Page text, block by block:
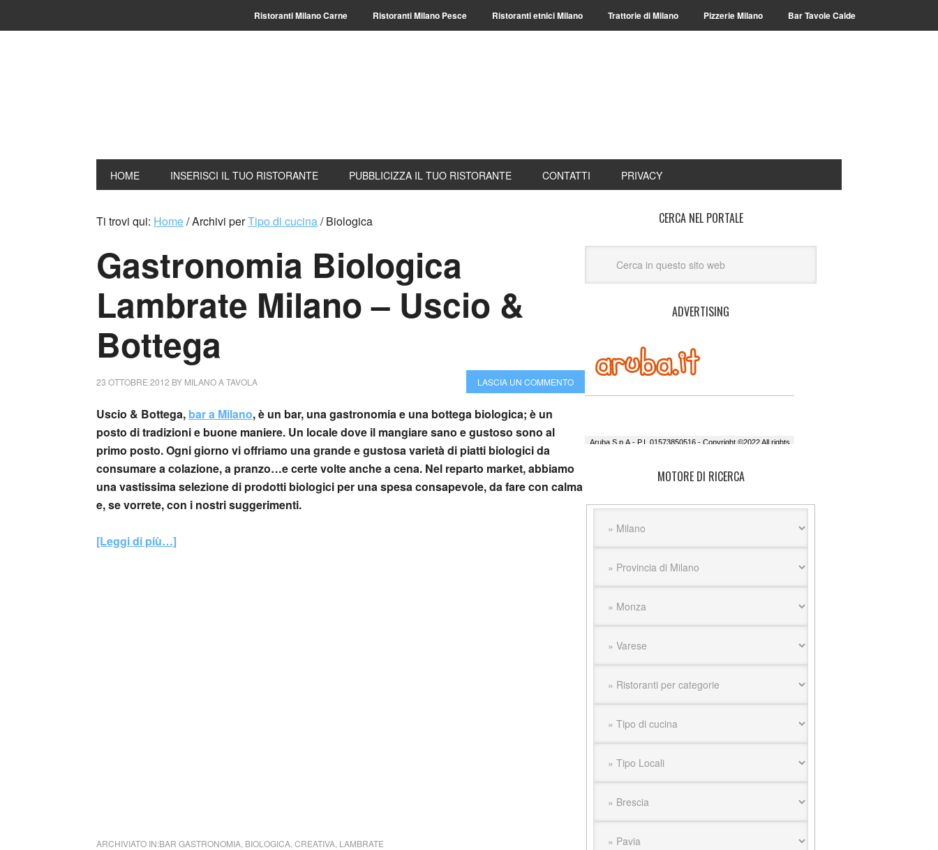
Ristoranti Milano Carne Ristoranti Milano Pesce Ristoranti etnici Milano Trattorie di Milano Pizzerie Milano Bar Tavole Calde
HOME INSERISCI IL TUO RISTORANTE PUBBLICIZZA IL TUO RISTORANTE CONTATTI PRIVACY
Ti trovi qui: Home/Archivi perTipo di cucina/Biologica
Gastronomia Biologica
Lambrate Milano – Uscio &
Bottega
23 OTTOBRE 2012 BY MILANO A TAVOLA LASCIA UN COMMENTO
Uscio & Bottega, bar a Milano, è un bar, una gastronomia e una bottega biologica; è un
posto di tradizioni e buone maniere. Un locale dove il mangiare sano e gustoso sono al
primo posto. Ogni giorno vi offriamo una grande e gustosa varietà di piatti biologici da
consumare a colazione, a pranzo…e certe volte anche a cena. Nel reparto market, abbiamo
una vastissima selezione di prodotti biologici per una spesa consapevole, da fare con calma
e, se vorrete, con i nostri suggerimenti.
[Leggi di più…]
ARCHIVIATO IN:BAR GASTRONOMIA BIOLOGICA CREATIVA LAMBRATE
CERCA NEL PORTALE
ADVERTISING
MOTORE DI RICERCA